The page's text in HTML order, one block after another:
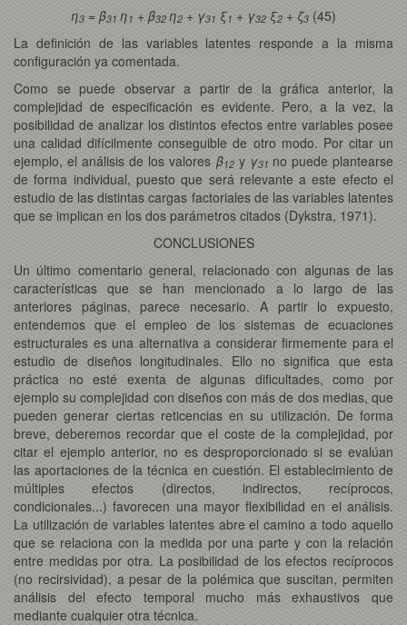
η3= β31 η 1 + β32η2+ γ31 ξ1 + γ32ξ2+ ζ3(45)
La definición de las variables latentes responde a la misma
configuración ya comentada.
Como se puede observar a partir de la gráfica anterior, la
complejidad de especificación es evidente. Pero, a la vez, la
posibilidad de analizar los distintos efectos entre variables posee
una calidad difícilmente conseguible de otro modo. Por citar un
ejemplo, el análisis de los valores β12y γ31 no puede plantearse
de forma individual, puesto que será relevante a este efecto el
estudio de las distintas cargas factoriales de las variables latentes
que se implican en los dos parámetros citados (Dykstra, 1971).
CONCLUSIONES
Un último comentario general, relacionado con algunas de las
características que se han mencionado a lo largo de las
anteriores páginas, parece necesario. A partir lo expuesto,
entendemos que el empleo de los sistemas de ecuaciones
estructurales es una alternativa a considerar firmemente para el
estudio de diseños longitudinales. Ello no significa que esta
práctica no esté exenta de algunas dificultades, como por
ejemplo su complejidad con diseños con más de dos medias, que
pueden generar ciertas reticencias en su utilización. De forma
breve, deberemos recordar que el coste de la complejidad, por
citar el ejemplo anterior, no es desproporcionado si se evalúan
las aportaciones de la técnica en cuestión. El establecimiento de
múltiples efectos (directos, indirectos, recíprocos,
condicionales...) favorecen una mayor flexibilidad en el análisis.
La utilización de variables latentes abre el camino a todo aquello
que se relaciona con la medida por una parte y con la relación
entre medidas por otra. La posibilidad de los efectos recíprocos
(no recirsividad), a pesar de la polémica que suscitan, permiten
análisis del efecto temporal mucho más exhaustivos que
mediante cualquier otra técnica.